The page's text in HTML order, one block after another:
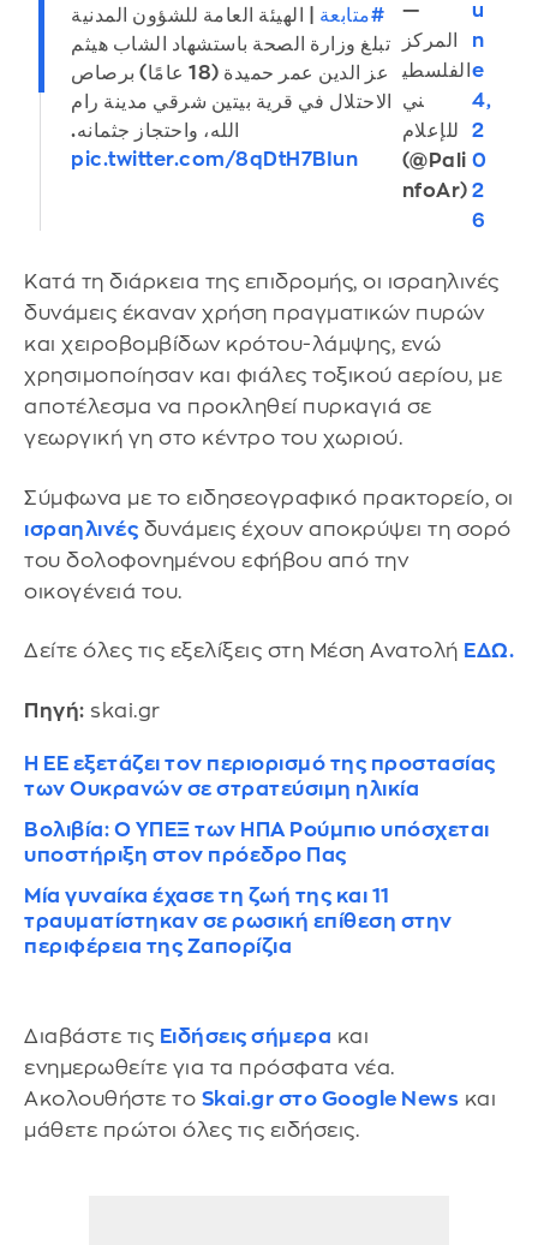
#متابعة | الهيئة العامة للشؤون المدنية
تبلغ وزارة الصحة باستشهاد الشاب هيثم
عز الدين عمر حميدة (18 عامًا) برصاص
الاحتلال في قرية بيتين شرقي مدينة رام
الله، واحتجاز جثمانه.
pic.twitter.com/8qDtH7BIun
—
المركز
الفلسطي
ني
للإعلام
(@Pali
nfoAr)
u
n
e
4,
2
0
2
6
Κατά τη διάρκεια της επιδρομής, οι ισραηλινές
δυνάμεις έκαναν χρήση πραγματικών πυρών
και χειροβομβίδων κρότου-λάμψης, ενώ
χρησιμοποίησαν και φιάλες τοξικού αερίου, με
αποτέλεσμα να προκληθεί πυρκαγιά σε
γεωργική γη στο κέντρο του χωριού.
Σύμφωνα με το ειδησεογραφικό πρακτορείο, οι
ισραηλινές δυνάμεις έχουν αποκρύψει τη σορό
του δολοφονημένου εφήβου από την
οικογένειά του.
Δείτε όλες τις εξελίξεις στη Μέση Ανατολή ΕΔΩ.
Πηγή: skai.gr
Η ΕΕ εξετάζει τον περιορισμό της προστασίας
των Ουκρανών σε στρατεύσιμη ηλικία
Βολιβία: Ο ΥΠΕΞ των ΗΠΑ Ρούμπιο υπόσχεται
υποστήριξη στον πρόεδρο Πας
Μία γυναίκα έχασε τη ζωή της και 11
τραυματίστηκαν σε ρωσική επίθεση στην
περιφέρεια της Ζαπορίζια
Διαβάστε τις Ειδήσεις σήμερα και
ενημερωθείτε για τα πρόσφατα νέα.
Ακολουθήστε το Skai.gr στο Google News και
μάθετε πρώτοι όλες τις ειδήσεις.